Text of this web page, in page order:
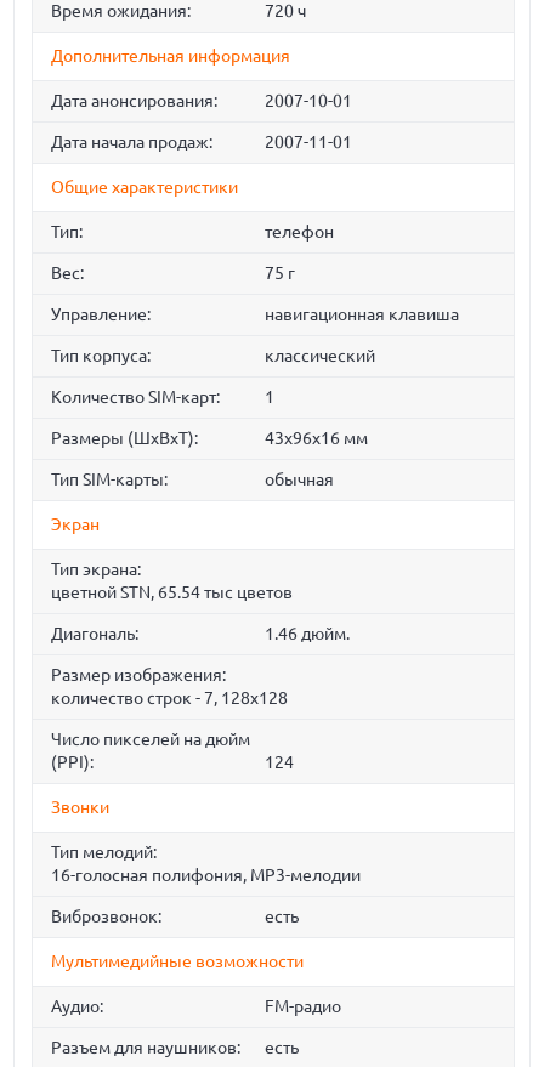
Время ожидания: 720 ч
Дополнительная информация
Дата анонсирования: 2007-10-01
Дата начала продаж: 2007-11-01
Общие характеристики
Тип: телефон
Вес: 75 г
Управление: навигационная клавиша
Тип корпуса: классический
Количество SIM-карт: 1
Размеры (ШxВxТ): 43x96x16 мм
Тип SIM-карты: обычная
Экран
Тип экрана:
цветной STN, 65.54 тыс цветов
Диагональ: 1.46 дюйм.
Размер изображения:
количество строк - 7, 128x128
Число пикселей на дюйм
(PPI):
124
Звонки
Тип мелодий:
16-голосная полифония, MP3-мелодии
Виброзвонок: есть
Мультимедийные возможности
Аудио: FM-радио
Разъем для наушников: есть